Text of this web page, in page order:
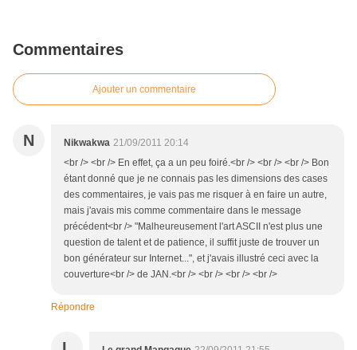
Commentaires
Ajouter un commentaire
N Nikwakwa 21/09/2011 20:14
<br /> <br /> En effet, ça a un peu foiré.<br /> <br /> <br /> Bon
étant donné que je ne connais pas les dimensions des cases
des commentaires, je vais pas me risquer à en faire un autre,
mais j'avais mis comme commentaire dans le message
précédent<br /> "Malheureusement l'art ASCII n'est plus une
question de talent et de patience, il suffit juste de trouver un
bon générateur sur Internet...", et j'avais illustré ceci avec la
couverture<br /> de JAN.<br /> <br /> <br /> <br />
Répondre